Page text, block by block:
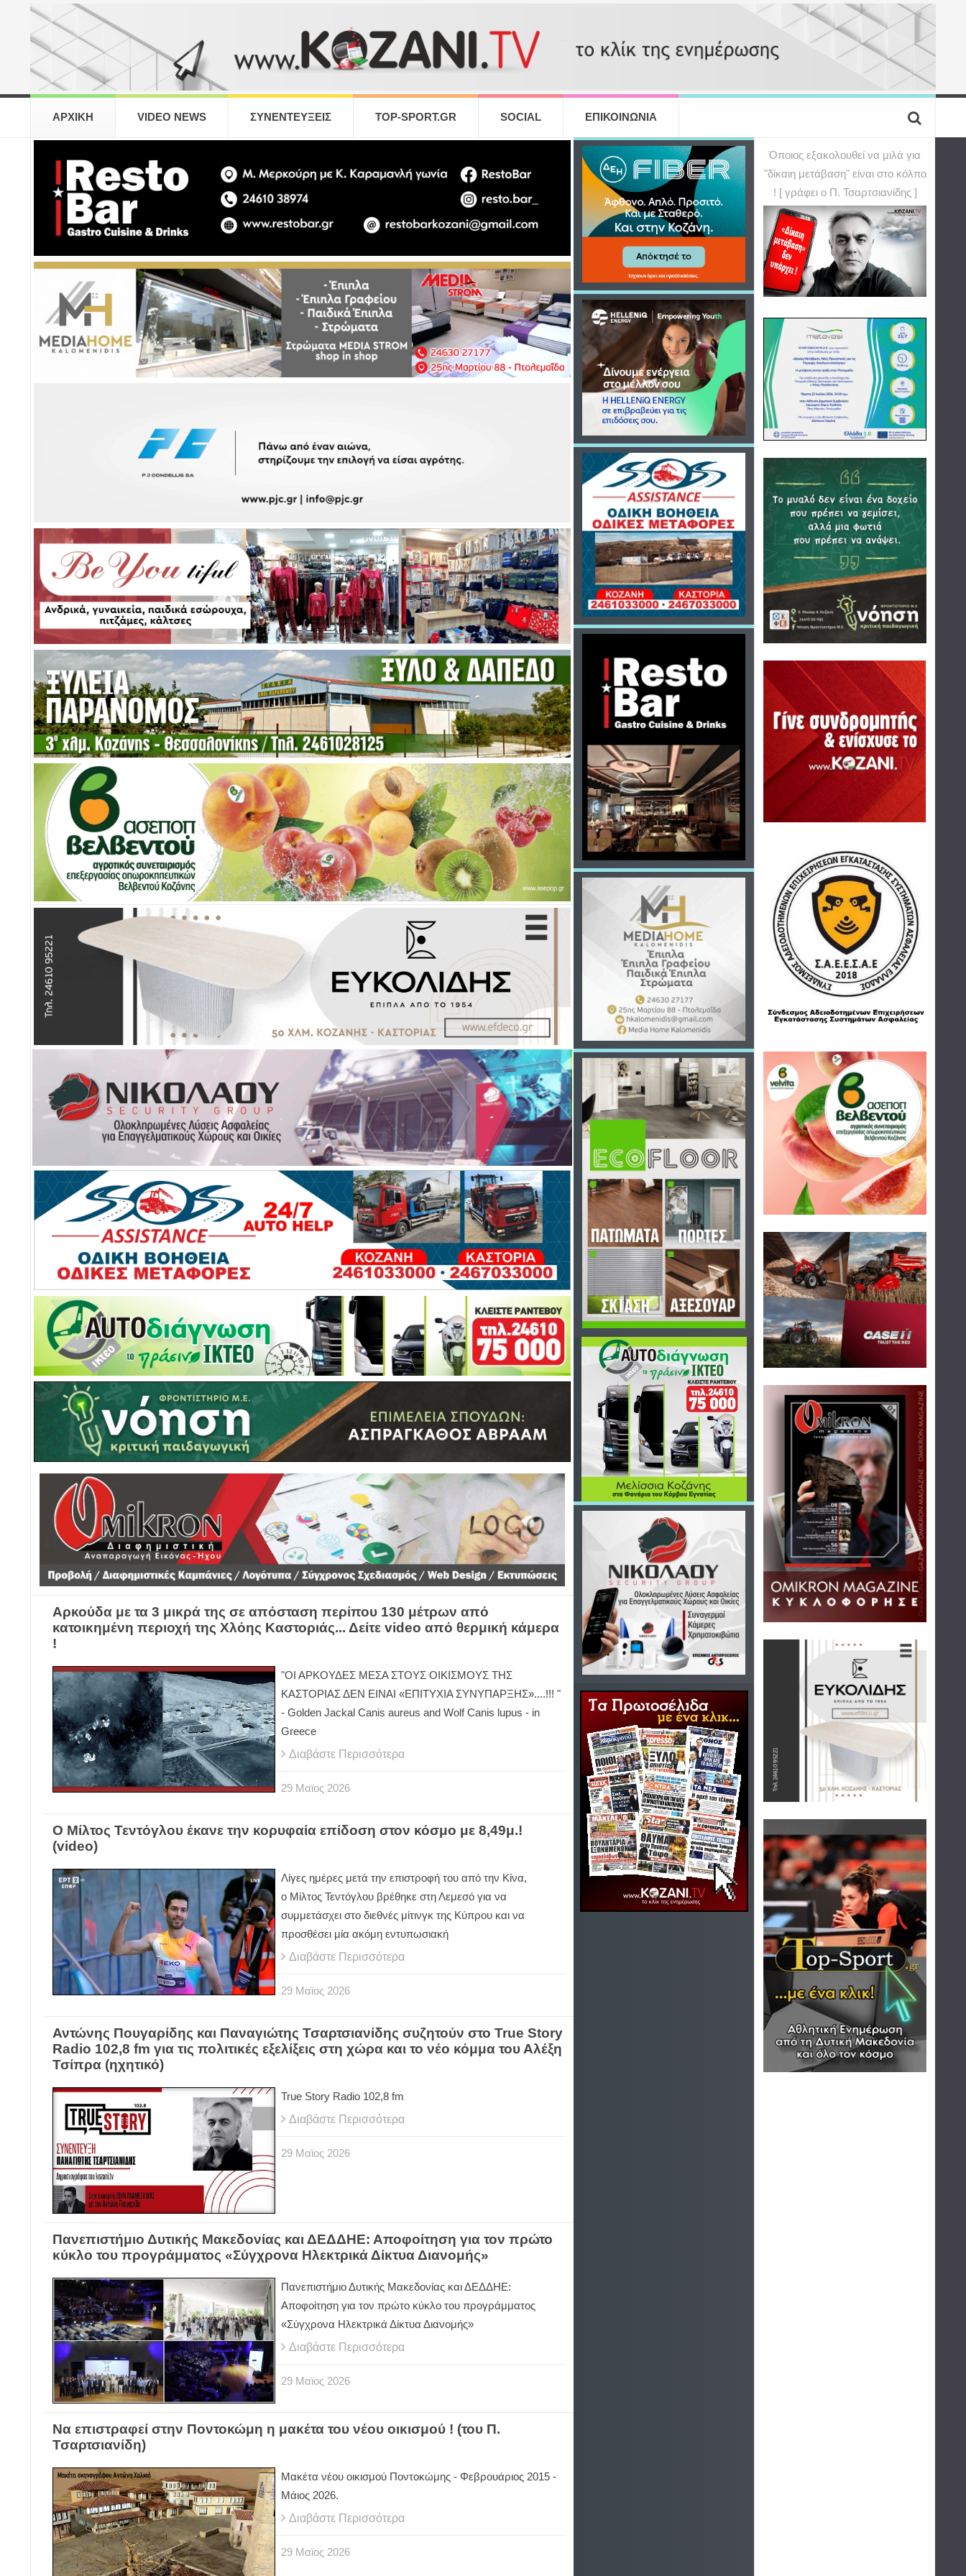
ΑΡΧΙΚΗ VIDEO NEWS ΣΥΝΕΝΤΕΥΞΕΙΣ TOP-SPORT.GR SOCIAL ΕΠΙΚΟΙΝΩΝΙΑ
Αρκούδα με τα 3 μικρά της σε απόσταση περίπου 130 μέτρων από
κατοικημένη περιοχή της Χλόης Καστοριάς... Δείτε video από θερμική κάμερα
!
"ΟΙ ΑΡΚΟΥΔΕΣ ΜΕΣΑ ΣΤΟΥΣ ΟΙΚΙΣΜΟΥΣ ΤΗΣ
ΚΑΣΤΟΡΙΑΣ ΔΕΝ ΕΙΝΑΙ «ΕΠΙΤΥΧΙΑ ΣΥΝΥΠΑΡΞΗΣ»....!!! "
- Golden Jackal Canis aureus and Wolf Canis lupus - in
Greece
Διαβάστε Περισσότερα
29 Μαϊος 2026
Ο Μίλτος Τεντόγλου έκανε την κορυφαία επίδοση στον κόσμο με 8,49μ.!
(video)
Λίγες ημέρες μετά την επιστροφή του από την Κίνα,
ο Μίλτος Τεντόγλου βρέθηκε στη Λεμεσό για να
συμμετάσχει στο διεθνές μίτινγκ της Κύπρου και να
προσθέσει μία ακόμη εντυπωσιακή
Διαβάστε Περισσότερα
29 Μαϊος 2026
Αντώνης Πουγαρίδης και Παναγιώτης Τσαρτσιανίδης συζητούν στο True Story
Radio 102,8 fm για τις πολιτικές εξελίξεις στη χώρα και το νέο κόμμα του Αλέξη
Τσίπρα (ηχητικό)
True Story Radio 102,8 fm
Διαβάστε Περισσότερα
29 Μαϊος 2026
Πανεπιστήμιο Δυτικής Μακεδονίας και ΔΕΔΔΗΕ: Αποφοίτηση για τον πρώτο
κύκλο του προγράμματος «Σύγχρονα Ηλεκτρικά Δίκτυα Διανομής»
Πανεπιστήμιο Δυτικής Μακεδονίας και ΔΕΔΔΗΕ:
Αποφοίτηση για τον πρώτο κύκλο του προγράμματος
«Σύγχρονα Ηλεκτρικά Δίκτυα Διανομής»
Διαβάστε Περισσότερα
29 Μαϊος 2026
Να επιστραφεί στην Ποντοκώμη η μακέτα του νέου οικισμού ! (του Π.
Τσαρτσιανίδη)
Μακέτα νέου οικισμού Ποντοκώμης - Φεβρουάριος 2015 -
Μάιος 2026.
Διαβάστε Περισσότερα
29 Μαϊος 2026
Όποιος εξακολουθεί να μιλά για
"δίκαιη μετάβαση" είναι στο κόλπο
! [ γράφει ο Π. Τσαρτσιανίδης ]